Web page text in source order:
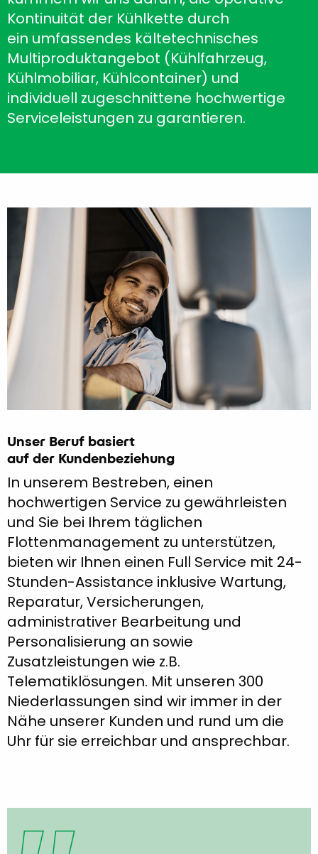
Kontinuität der Kühlkette durch
ein umfassendes kältetechnisches
Multiproduktangebot (Kühlfahrzeug,
Kühlmobiliar, Kühlcontainer) und
individuell zugeschnittene hochwertige
Serviceleistungen zu garantieren.
Unser Beruf basiert
auf der Kundenbeziehung
In unserem Bestreben, einen
hochwertigen Service zu gewährleisten
und Sie bei Ihrem täglichen
Flottenmanagement zu unterstützen,
bieten wir Ihnen einen Full Service mit 24-
Stunden-Assistance inklusive Wartung,
Reparatur, Versicherungen,
administrativer Bearbeitung und
Personalisierung an sowie
Zusatzleistungen wie z.B.
Telematiklösungen. Mit unseren 300
Niederlassungen sind wir immer in der
Nähe unserer Kunden und rund um die
Uhr für sie erreichbar und ansprechbar.